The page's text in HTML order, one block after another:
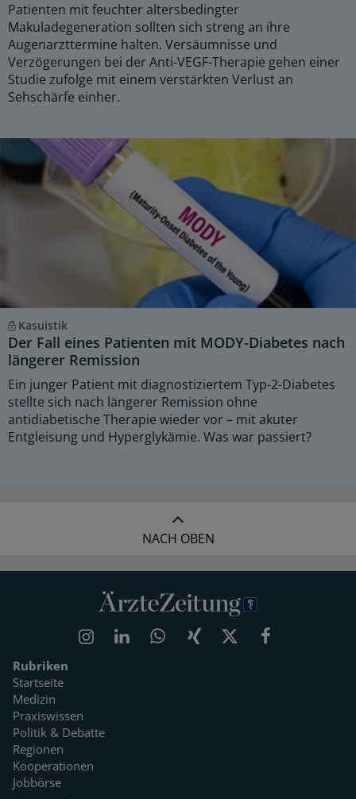
Patienten mit feuchter altersbedingter
Makuladegeneration sollten sich streng an ihre
Augenarzttermine halten. Versäumnisse und
Verzögerungen bei der Anti-VEGF-Therapie gehen einer
Studie zufolge mit einem verstärkten Verlust an
Sehschärfe einher.
Kasuistik
Der Fall eines Patienten mit MODY-Diabetes nach
längerer Remission
Ein junger Patient mit diagnostiziertem Typ-2-Diabetes
stellte sich nach längerer Remission ohne
antidiabetische Therapie wieder vor – mit akuter
Entgleisung und Hyperglykämie. Was war passiert?
NACH OBEN
Rubriken
Startseite
Medizin
Praxiswissen
Politik & Debatte
Regionen
Kooperationen
Jobbörse